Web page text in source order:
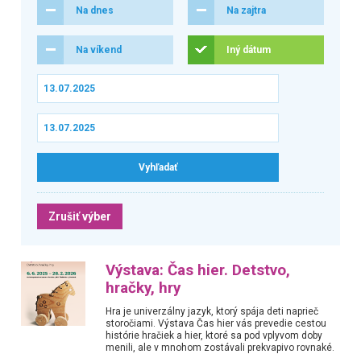
Na dnes Na zajtra
Na víkend Iný dátum
Zrušiť výber
Výstava: Čas hier. Detstvo,
hračky, hry
Hra je univerzálny jazyk, ktorý spája deti naprieč
storočiami. Výstava Čas hier vás prevedie cestou
histórie hračiek a hier, ktoré sa pod vplyvom doby
menili, ale v mnohom zostávali prekvapivo rovnaké.